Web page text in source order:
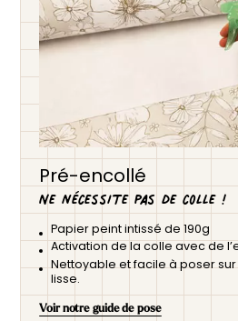
Pré-encollé
Ne nécessite pas de colle !
Papier peint intissé de 190g
Activation de la colle avec de
Nettoyable et facile à poser
lisse.
Voir notre guide de pose